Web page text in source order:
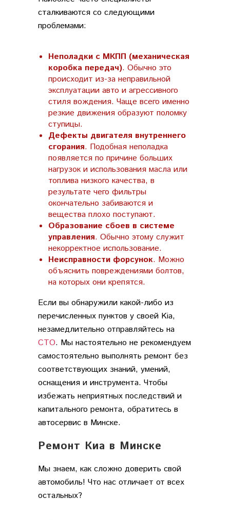
сталкиваются со следующими
проблемами:
Неполадки с МКПП (механическая
коробка передач). Обычно это
происходит из-за неправильной
эксплуатации авто и агрессивного
стиля вождения. Чаще всего именно
резкие движения образуют поломку
ступицы.
Дефекты двигателя внутреннего
сгорания. Подобная неполадка
появляется по причине больших
нагрузок и использования масла или
топлива низкого качества, в
результате чего фильтры
окончательно забиваются и
вещества плохо поступают.
Образование сбоев в системе
управления. Обычно этому служит
некорректное использование.
Неисправности форсунок. Можно
объяснить повреждениями болтов,
на которых они крепятся.
Если вы обнаружили какой-либо из
перечисленных пунктов у своей Kia,
незамедлительно отправляйтесь на
СТО. Мы настоятельно не рекомендуем
самостоятельно выполнять ремонт без
соответствующих знаний, умений,
оснащения и инструмента. Чтобы
избежать неприятных последствий и
капитального ремонта, обратитесь в
автосервис в Минске.
Ремонт Киа в Минске
Мы знаем, как сложно доверить свой
автомобиль! Что нас отличает от всех
остальных?